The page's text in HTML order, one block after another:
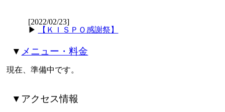
[2022/02/23]
▶
【ＫＩＳＰＯ感謝祭】
▼ メニュー・料金
現在、準備中です。
▼アクセス情報